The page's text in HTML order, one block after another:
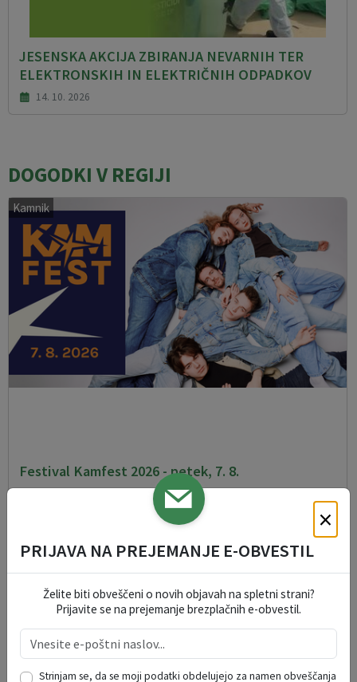
JESENSKA AKCIJA ZBIRANJA NEVARNIH TER
ELEKTRONSKIH IN ELEKTRIČNIH ODPADKOV
14. 10. 2026
DOGODKI V REGIJI
Kamnik
Festival Kamfest 2026 - petek, 7. 8.
Kamnik
×
PRIJAVA NA PREJEMANJE E-OBVESTIL
Želite biti obveščeni o novih objavah na spletni strani?
Prijavite se na prejemanje brezplačnih e-obvestil.
Strinjam se, da se moji podatki obdelujejo za namen obveščanja